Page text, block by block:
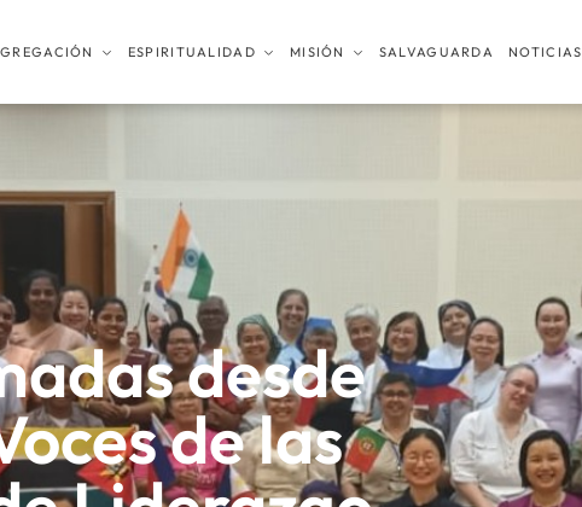
ESPIRITUALIDAD MISIÓN SALVAGUARDA NOTICIAS
desde
de las